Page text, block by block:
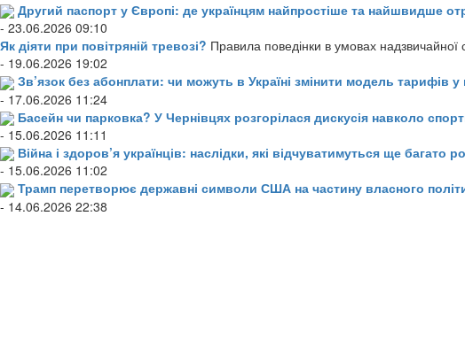
Другий паспорт у Європі: де українцям найпростіше та найшвидше
- 23.06.2026 09:10
Як діяти при повітряній тревозі? Правила поведінки в умовах надзвичайної
- 19.06.2026 19:02
Зв’язок без абонплати: чи можуть в Україні змінити модель тарифів
- 17.06.2026 11:24
Басейн чи парковка? У Чернівцях розгорілася дискусія навколо
- 15.06.2026 11:11
Війна і здоров’я українців: наслідки, які відчуватимуться ще багато
- 15.06.2026 11:02
Трамп перетворює державні символи США на частину власного
- 14.06.2026 22:38